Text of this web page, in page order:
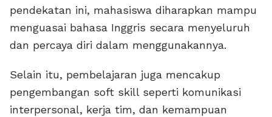
pendekatan ini, mahasiswa diharapkan mampu
menguasai bahasa Inggris secara menyeluruh
dan percaya diri dalam menggunakannya.
Selain itu, pembelajaran juga mencakup
pengembangan soft skill seperti komunikasi
interpersonal, kerja tim, dan kemampuan